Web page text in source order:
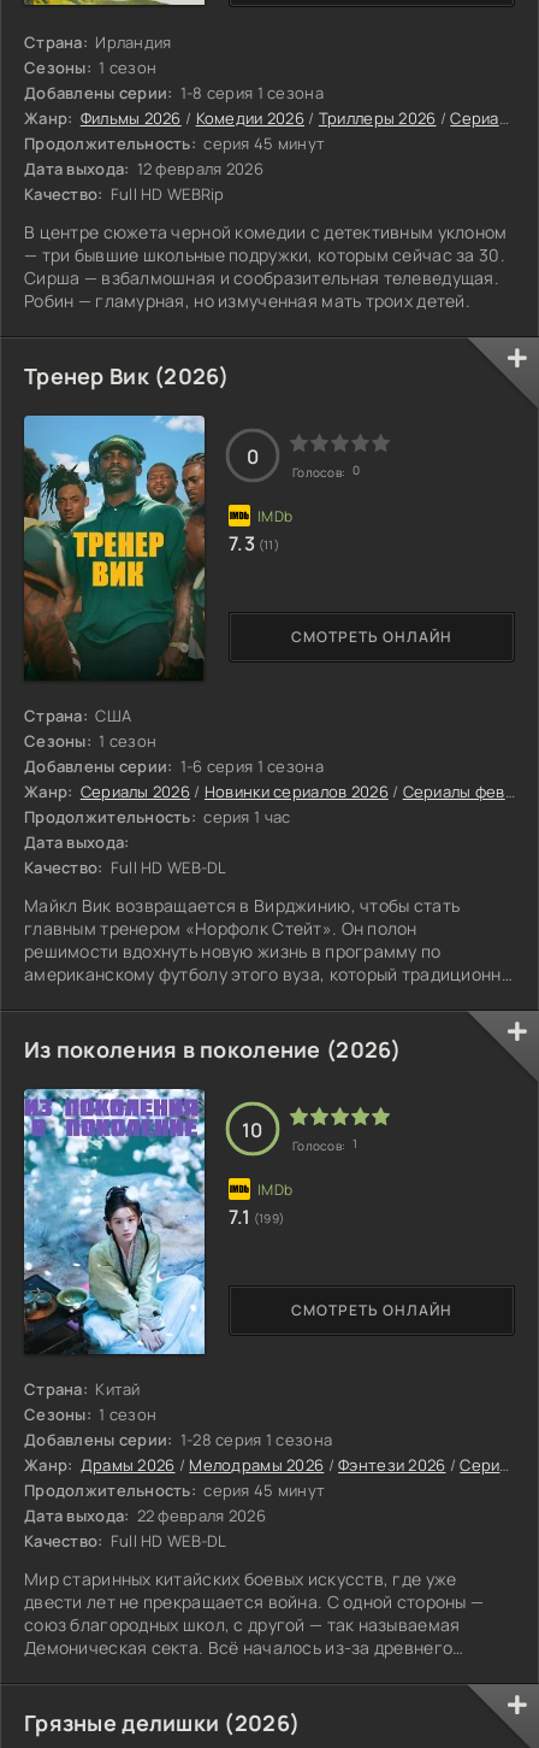
Страна: Ирландия
Сезоны: 1 сезон
Добавлены серии: 1-8 серия 1 сезона
Жанр: Фильмы 2026 / Комедии 2026 / Триллеры 2026 /Сериалы 2026
Продолжительность: серия 45 минут
Дата выхода: 12 февраля 2026
Качество: Full HD WEBRip
В центре сюжета черной комедии с детективным уклоном
— три бывшие школьные подружки, которым сейчас за 30.
Сирша — взбалмошная и сообразительная телеведущая.
Робин — гламурная, но измученная мать троих детей.
Тренер Вик (2026)
Страна: США
Сезоны: 1 сезон
Добавлены серии: 1-6 серия 1 сезона
Жанр: Сериалы 2026 / Новинки сериалов 2026/ Сериалы февраля 2026
Продолжительность: серия 1 час
Дата выхода:
Качество: Full HD WEB-DL
Майкл Вик возвращается в Вирджинию, чтобы стать
главным тренером «Норфолк Стейт». Он полон
решимости вдохнуть новую жизнь в программу по
американскому футболу этого вуза, который традиционно
лучшие времена. Опираясь на поддержку родных и
отчётливо осознавая, что на чаше весов находится всё,
он начинает строить атмосферу победителей, где
главным фундаментом становится вера.
СМОТРЕТЬ ОНЛАЙН
0
Голосов: 0
7.3 (11)
Из поколения в поколение (2026)
Страна: Китай
Сезоны: 1 сезон
Добавлены серии: 1-28 серия 1 сезона
Жанр: Драмы 2026 / Мелодрамы 2026 /Фэнтези 2026 /Сериалы 2026
Продолжительность: серия 45 минут
Дата выхода: 22 февраля 2026
Качество: Full HD WEB-DL
Мир старинных китайских боевых искусств, где уже
двести лет не прекращается война. С одной стороны —
союз благородных школ, с другой — так называемая
Демоническая секта. Всё началось из-за древнего
СМОТРЕТЬ ОНЛАЙН
10
Голосов: 1
7.1 (199)
Грязные делишки (2026)